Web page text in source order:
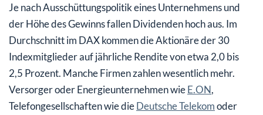
Je nach Ausschüttungspolitik eines Unternehmens und
der Höhe des Gewinns fallen Dividenden hoch aus. Im
Durchschnitt im DAX kommen die Aktionäre der 30
Indexmitglieder auf jährliche Rendite von etwa 2,0 bis
2,5 Prozent. Manche Firmen zahlen wesentlich mehr.
Versorger oder Energieunternehmen wieE.ON,
Telefongesellschaften wie dieDeutsche Telekomoder